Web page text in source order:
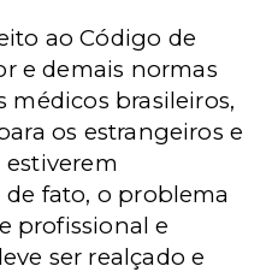
ao Código de
e demais normas
médicos brasileiros,
os estrangeiros e
fato, o problema
profissional e
ser realçado e